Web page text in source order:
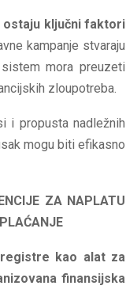
ključni faktori
kampanje stvaraju
mora preuzeti
zloupotreba.
i propusta nadležnih
mogu biti efikasno
ZA NAPLATU
kao alat za
finansijska